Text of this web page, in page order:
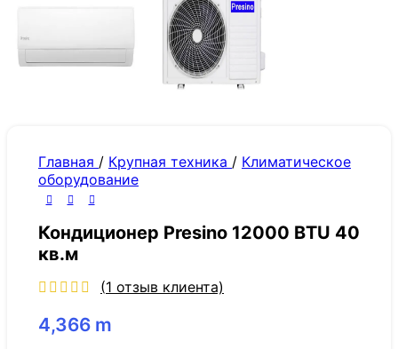
Главная / Крупная техника / Климатическое
оборудование
Кондиционер Presino 12000 BTU 40
кв.м
(1 отзыв клиента)
4,366 m